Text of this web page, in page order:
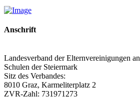
Anschrift
Landesverband der Elternvereinigungen
Schulen der Steiermark
Sitz des Verbandes:
8010 Graz, Karmeliterplatz 2
ZVR-Zahl: 731971273